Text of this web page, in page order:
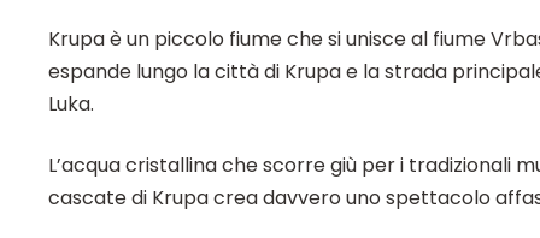
Krupa è un piccolo fiume che si unisce al fiume
espande lungo la città di Krupa e la strada
Luka.
L’acqua cristallina che scorre giù per i tradizionali
cascate di Krupa crea davvero uno spettacolo